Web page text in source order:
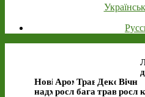
Нові
надходження
Ароматичні
рослини
Трав’янисті
багаторічні
трави